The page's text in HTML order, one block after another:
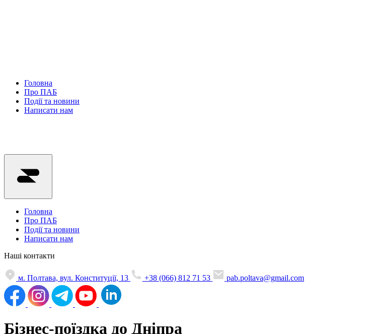
Головна
Про ПАБ
Події та новини
Написати нам
Головна
Про ПАБ
Події та новини
Написати нам
Наші контакти
м. Полтава, вул. Конституції, 13 +38 (066) 812 71 53 pab.poltava@gmail.com
Бізнес-поїздка до Дніпра